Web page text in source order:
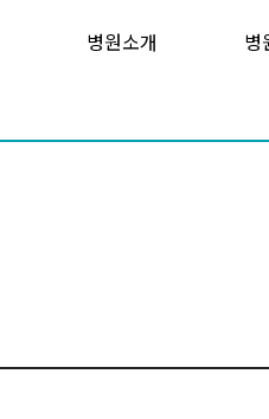
병원소개 병